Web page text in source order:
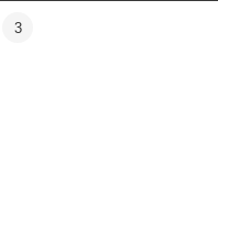
3